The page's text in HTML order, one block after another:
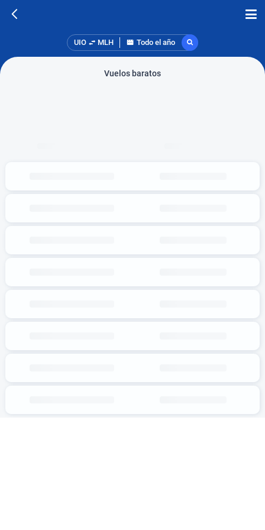
UIO MLH Todo el año
Vuelos baratos